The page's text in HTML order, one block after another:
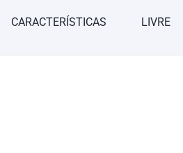
CARACTERÍSTICAS LIVRE